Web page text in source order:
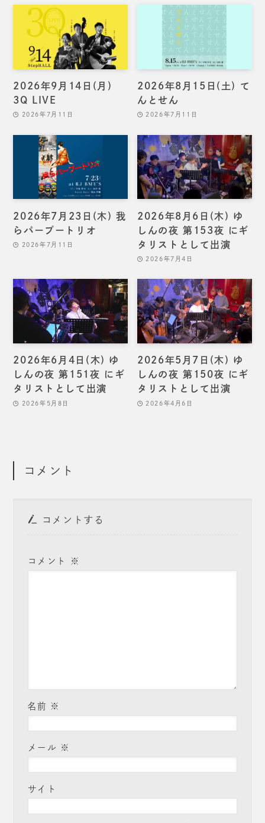
2026年9月14日(月)
3Q LIVE
2026年7月11日
2026年8月15日(土) て
んとせん
2026年7月11日
2026年7月23日(木) 我
らパープートリオ
2026年7月11日
2026年8月6日(木) ゆ
しんの夜 第153夜 にギ
タリストとして出演
2026年7月4日
2026年6月4日(木) ゆ
しんの夜 第151夜 にギ
タリストとして出演
2026年5月8日
2026年5月7日(木) ゆ
しんの夜 第150夜 にギ
タリストとして出演
2026年4月6日
コメント
コメントする
コメント ※
名前 ※
メール ※
サイト